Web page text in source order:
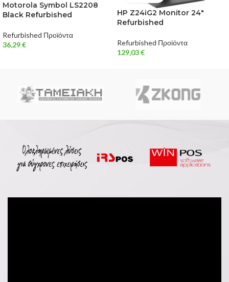
Motorola Symbol LS2208
Black Refurbished
Refurbished Προϊόντα
36,29€
HP Z24iG2 Monitor 24″
Refurbished
Refurbished Προϊόντα
129,03€